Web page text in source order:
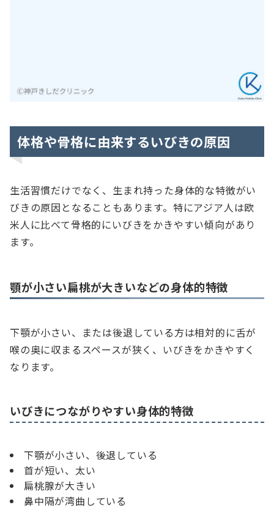
体格や骨格に由来するいびきの原因
生活習慣だけでなく、生まれ持った身体的な特徴がい
びきの原因となることもあります。特にアジア人は欧
米人に比べて骨格的にいびきをかきやすい傾向があり
ます。
顎が小さい扁桃が大きいなどの身体的特徴
下顎が小さい、または後退している方は相対的に舌が
喉の奥に収まるスペースが狭く、いびきをかきやすく
なります。
いびきにつながりやすい身体的特徴
下顎が小さい、後退している
首が短い、太い
扁桃腺が大きい
鼻中隔が湾曲している